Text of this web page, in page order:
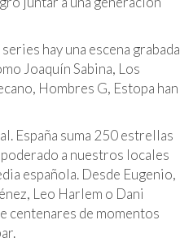
hay una escena grabada
Joaquín Sabina, Los
Hombres G, Estopa han
España suma 250 estrellas
a nuestros locales
española. Desde Eugenio,
Leo Harlem o Dani
centenares de momentos